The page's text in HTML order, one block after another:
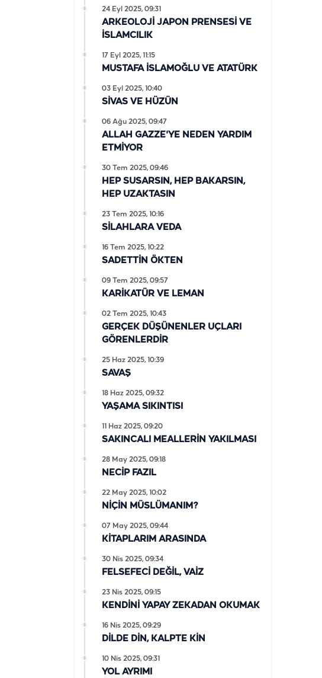
ARKEOLOJİ JAPON PRENSESİ VE
İSLAMCILIK
24 Eyl 2025, 09:31
MUSTAFA İSLAMOĞLU VE ATATÜRK
17 Eyl 2025, 11:15
SİVAS VE HÜZÜN
03 Eyl 2025, 10:40
ALLAH GAZZE'YE NEDEN YARDIM
ETMİYOR
06 Ağu 2025, 09:47
HEP SUSARSIN, HEP BAKARSIN,
HEP UZAKTASIN
30 Tem 2025, 09:46
SİLAHLARA VEDA
23 Tem 2025, 10:16
SADETTİN ÖKTEN
16 Tem 2025, 10:22
KARİKATÜR VE LEMAN
09 Tem 2025, 09:57
GERÇEK DÜŞÜNENLER UÇLARI
GÖRENLERDİR
02 Tem 2025, 10:43
SAVAŞ
25 Haz 2025, 10:39
YAŞAMA SIKINTISI
18 Haz 2025, 09:32
SAKINCALI MEALLERİN YAKILMASI
11 Haz 2025, 09:20
NECİP FAZIL
28 May 2025, 09:18
NİÇİN MÜSLÜMANIM?
22 May 2025, 10:02
KİTAPLARIM ARASINDA
07 May 2025, 09:44
FELSEFECİ DEĞİL, VAİZ
30 Nis 2025, 09:34
KENDİNİ YAPAY ZEKADAN OKUMAK
23 Nis 2025, 09:15
DİLDE DİN, KALPTE KİN
16 Nis 2025, 09:29
YOL AYRIMI
10 Nis 2025, 09:31